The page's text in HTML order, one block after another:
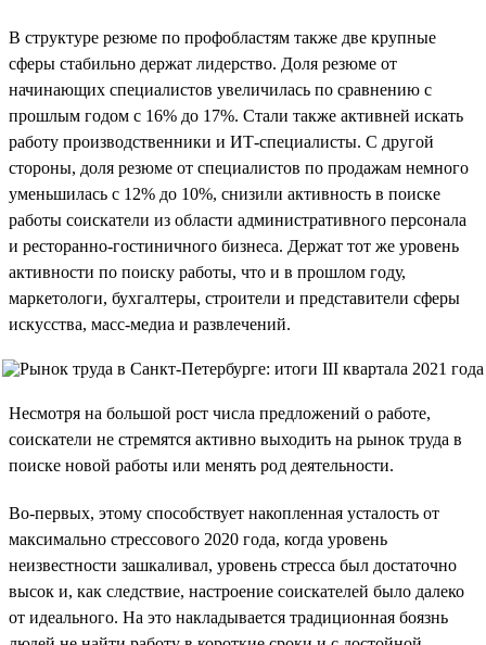
В структуре резюме по профобластям также две крупные
сферы стабильно держат лидерство. Доля резюме от
начинающих специалистов увеличилась по сравнению с
прошлым годом c 16% до 17%. Стали также активней искать
работу производственники и ИТ-специалисты. С другой
стороны, доля резюме от специалистов по продажам немного
уменьшилась с 12% до 10%, снизили активность в поиске
работы соискатели из области административного персонала
и ресторанно-гостиничного бизнеса. Держат тот же уровень
активности по поиску работы, что и в прошлом году,
маркетологи, бухгалтеры, строители и представители сферы
искусства, масс-медиа и развлечений.
Несмотря на большой рост числа предложений о работе,
соискатели не стремятся активно выходить на рынок труда в
поиске новой работы или менять род деятельности.
Во-первых, этому способствует накопленная усталость от
максимально стрессового 2020 года, когда уровень
неизвестности зашкаливал, уровень стресса был достаточно
высок и, как следствие, настроение соискателей было далеко
от идеального. На это накладывается традиционная боязнь